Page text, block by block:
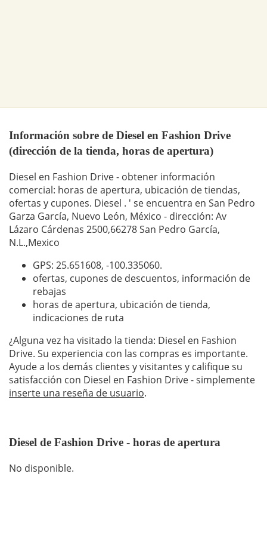
Información sobre de Diesel en Fashion Drive
(dirección de la tienda, horas de apertura)
Diesel en Fashion Drive - obtener información
comercial: horas de apertura, ubicación de tiendas,
ofertas y cupones. Diesel . ' se encuentra en San Pedro
Garza García, Nuevo León, México - dirección: Av
Lázaro Cárdenas 2500,66278 San Pedro García,
N.L.,Mexico
GPS: 25.651608, -100.335060.
ofertas, cupones de descuentos, información de
rebajas
horas de apertura, ubicación de tienda,
indicaciones de ruta
¿Alguna vez ha visitado la tienda: Diesel en Fashion
Drive. Su experiencia con las compras es importante.
Ayude a los demás clientes y visitantes y califique su
satisfacción con Diesel en Fashion Drive - simplemente
inserte una reseña de usuario.
Diesel de Fashion Drive - horas de apertura
No disponible.